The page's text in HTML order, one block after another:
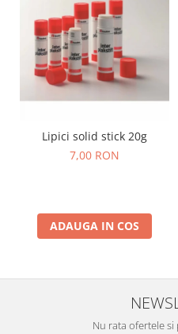
Experimente
Forme
Joc imaginativ
Jucării interactive
Lumina
Magnetism
Matematica
Secventialitate
Sortare si numarare
Mărgele de călcat HAMA
Margele HAMA MAXI
Lipici solid stick 20g
7,00 RON
ADAUGA IN COS
Nu rata ofertele